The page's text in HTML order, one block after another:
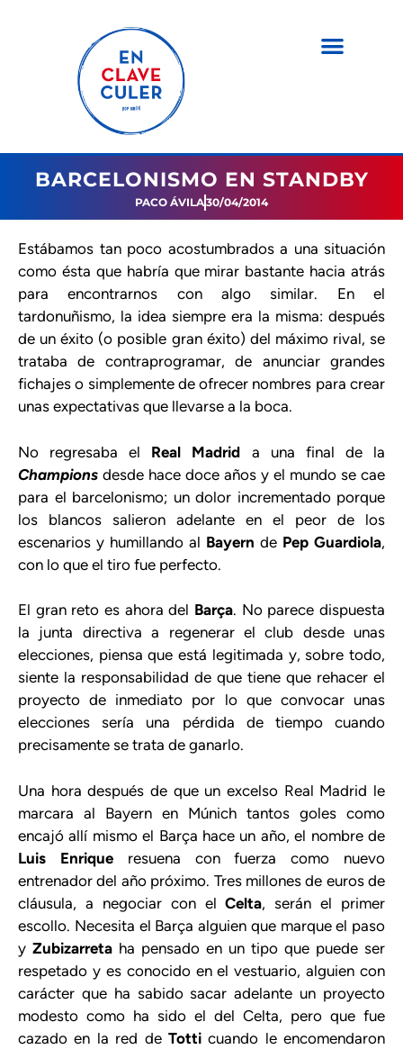
BARCELONISMO EN STANDBY
PACO ÁVILA30/04/2014
Estábamos tan poco acostumbrados a una situación
como ésta que habría que mirar bastante hacia atrás
para encontrarnos con algo similar. En el
tardonuñismo, la idea siempre era la misma: después
de un éxito (o posible gran éxito) del máximo rival, se
trataba de contraprogramar, de anunciar grandes
fichajes o simplemente de ofrecer nombres para crear
unas expectativas que llevarse a la boca.
No regresaba el Real Madrid a una final de la
Champions desde hace doce años y el mundo se cae
para el barcelonismo; un dolor incrementado porque
los blancos salieron adelante en el peor de los
escenarios y humillando al Bayern de Pep Guardiola,
con lo que el tiro fue perfecto.
El gran reto es ahora del Barça. No parece dispuesta
la junta directiva a regenerar el club desde unas
elecciones, piensa que está legitimada y, sobre todo,
siente la responsabilidad de que tiene que rehacer el
proyecto de inmediato por lo que convocar unas
elecciones sería una pérdida de tiempo cuando
precisamente se trata de ganarlo.
Una hora después de que un excelso Real Madrid le
marcara al Bayern en Múnich tantos goles como
encajó allí mismo el Barça hace un año, el nombre de
Luis Enriqueresuena con fuerza como nuevo
entrenador del año próximo. Tres millones de euros de
cláusula, a negociar con elCelta, serán el primer
escollo. Necesita el Barça alguien que marque el paso
y Zubizarreta ha pensado en un tipo que puede ser
respetado y es conocido en el vestuario, alguien con
carácter que ha sabido sacar adelante un proyecto
modesto como ha sido el del Celta, pero que fue
cazado en la red de Totticuando le encomendaron